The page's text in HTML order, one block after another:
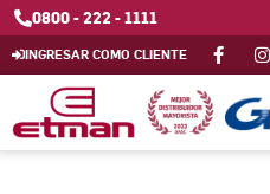
0800 - 222 - 1111
INGRESAR COMO CLIENTE